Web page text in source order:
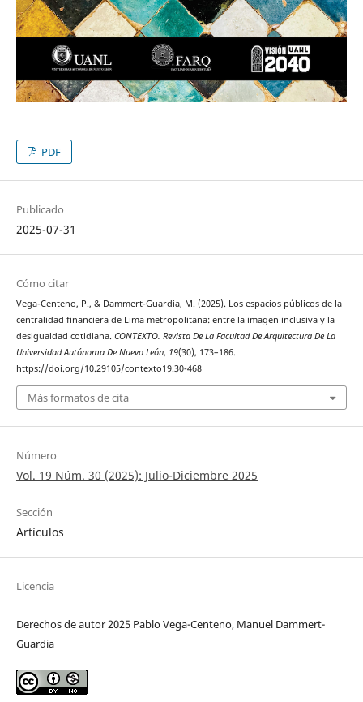
PDF
Publicado
2025-07-31
Cómo citar
Vega-Centeno, P., & Dammert-Guardia, M. (2025). Los espacios públicos de la
centralidad financiera de Lima metropolitana: entre la imagen inclusiva y la
desigualdad cotidiana. CONTEXTO. Revista De La Facultad De Arquitectura De La
Universidad Autónoma De Nuevo León, 19(30), 173–186.
https://doi.org/10.29105/contexto19.30-468
Más formatos de cita
Número
Vol. 19 Núm. 30 (2025): Julio-Diciembre 2025
Sección
Artículos
Licencia
Derechos de autor 2025 Pablo Vega-Centeno, Manuel Dammert-
Guardia